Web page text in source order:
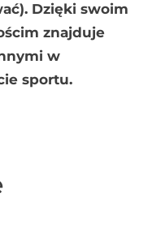
Dzięki swoim
znajduje
w
sportu.